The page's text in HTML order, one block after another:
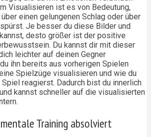
Visualisieren ist es von Bedeutung,
einen gelungenen Schlag oder über
Je besser du diese Bilder und
desto größer ist der positive
Du kannst dir mit dieser
leichter auf deinen Gegner
ihn bereits aus vorherigen Spielen
Spielzüge visualisieren und wie du
reagierst. Dadurch bist du innerlich
kannst schneller auf die visualisierten
Training absolviert